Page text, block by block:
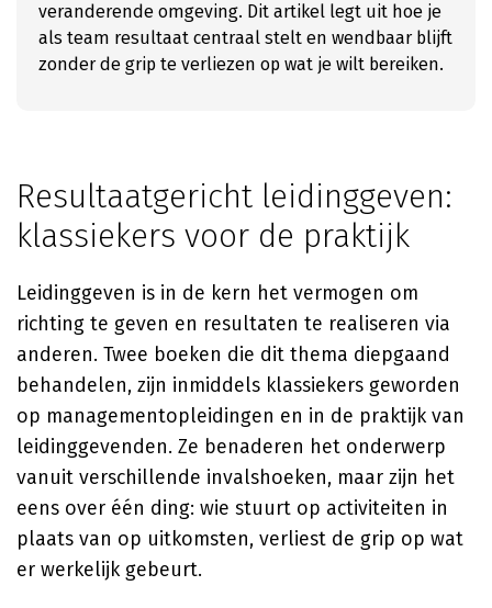
veranderende omgeving. Dit artikel legt uit hoe je
als team resultaat centraal stelt en wendbaar blijft
zonder de grip te verliezen op wat je wilt bereiken.
Resultaatgericht leidinggeven:
klassiekers voor de praktijk
Leidinggeven is in de kern het vermogen om
richting te geven en resultaten te realiseren via
anderen. Twee boeken die dit thema diepgaand
behandelen, zijn inmiddels klassiekers geworden
op managementopleidingen en in de praktijk van
leidinggevenden. Ze benaderen het onderwerp
vanuit verschillende invalshoeken, maar zijn het
eens over één ding: wie stuurt op activiteiten in
plaats van op uitkomsten, verliest de grip op wat
er werkelijk gebeurt.